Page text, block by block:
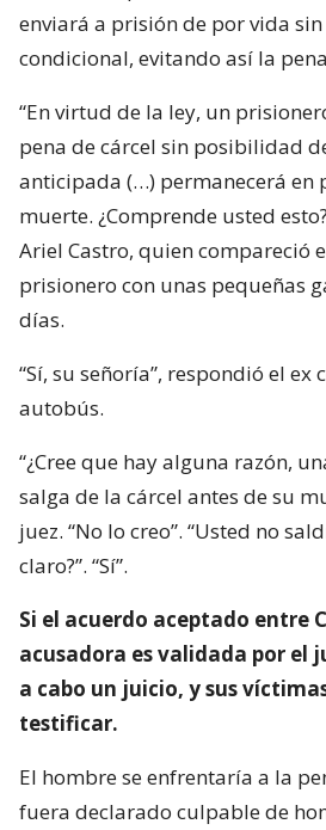
enviará a prisión de por vida
condicional, evitando así la
“En virtud de la ley, un
pena de cárcel sin posibilidad
anticipada (…) permanecerá en
muerte. ¿Comprende usted
Ariel Castro, quien compareció
prisionero con unas pequeñas
días.
“Sí, su señoría”, respondió el ex
autobús.
“¿Cree que hay alguna razón,
salga de la cárcel antes de su
juez. “No lo creo”. “Usted no
claro?”. “Sí”.
Si el acuerdo aceptado entre
acusadora es validada por el
a cabo un juicio, y sus
testificar.
El hombre se enfrentaría a la
fuera declarado culpable de